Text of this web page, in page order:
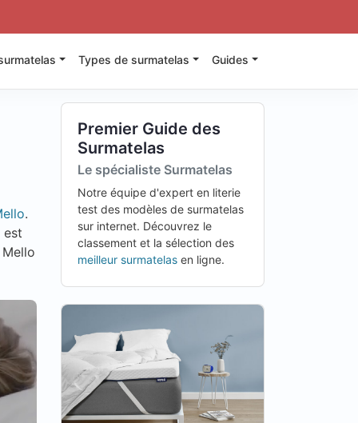
Types de surmatelas Guides
.
est
Premier Guide des
Surmatelas
Le spécialiste Surmatelas
Notre équipe d'expert en literie
test des modèles de surmatelas
sur internet. Découvrez le
classement et la sélection des
meilleur surmatelas en ligne.